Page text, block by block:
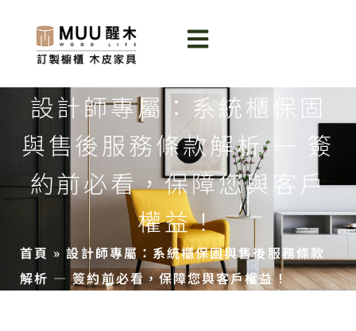
設計師專屬：系統櫃保固
與售後服務條款解析 — 簽
約前必看，保障您與客戶
權益！
首頁 »設計師專屬：系統櫃保固與售後服務條款
解析 — 簽約前必看，保障您與客戶權益！